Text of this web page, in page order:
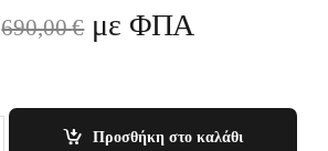
690,00€με ΦΠΑ
Προσθήκη στο καλάθι